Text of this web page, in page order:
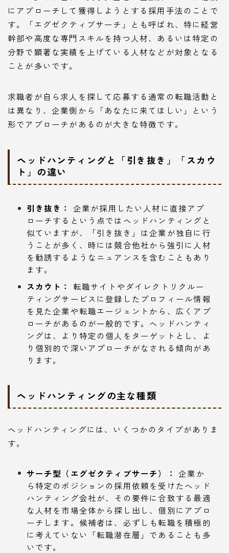
にアプローチして獲得しようとする採用手法のことで
す。「エグゼクティブサーチ」とも呼ばれ、特に経営
幹部や高度な専門スキルを持つ人材、あるいは特定の
分野で顕著な実績を上げている人材などが対象となる
ことが多いです。
求職者が自ら求人を探して応募する通常の転職活動と
は異なり、企業側から「あなたに来てほしい」という
形でアプローチがあるのが大きな特徴です。
ヘッドハンティングと「引き抜き」「スカウ
ト」の違い
引き抜き：
企業が採用したい人材に直接アプ
ローチするという点ではヘッドハンティングと
似ていますが、「引き抜き」は企業が独自に行
うことが多く、時には競合他社から強引に人材
を勧誘するようなニュアンスを含むこともあり
ます。
スカウト：
転職サイトやダイレクトリクルー
ティングサービスに登録したプロフィール情報
を見た企業や転職エージェントから、広くアプ
ローチがあるのが一般的です。ヘッドハンティ
ングは、より特定の個人をターゲットとし、よ
り個別的で深いアプローチがなされる傾向があ
ります。
ヘッドハンティングの主な種類
ヘッドハンティングには、いくつかのタイプがありま
す。
サーチ型（エグゼクティブサーチ）： 企業か
ら特定のポジションの採用依頼を受けたヘッド
ハンティング会社が、その要件に合致する最適
な人材を市場全体から探し出し、個別にアプロ
ーチします。候補者は、必ずしも転職を積極的
に考えていない「転職潜在層」であることも多
いです。